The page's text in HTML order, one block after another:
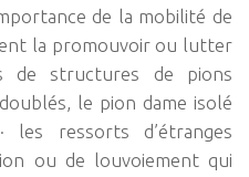
de la mobilité de
la promouvoir ou lutter
de structures de pions
le pion dame isolé
ressorts d’étranges
ou de louvoiement qui